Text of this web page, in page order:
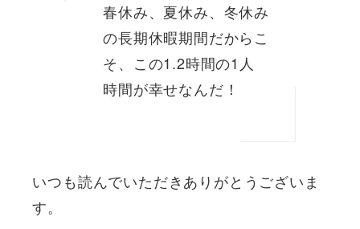
春休み、夏休み、冬休み
の長期休暇期間だからこ
そ、この1.2時間の1人
時間が幸せなんだ！
いつも読んでいただきありがとうございま
す。